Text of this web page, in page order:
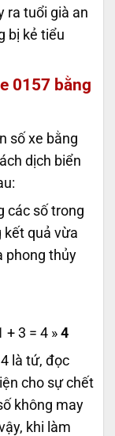
ra tuổi già an
bị kẻ tiểu
0157 bằng
số xe bằng
dịch biển
các số trong
kết quả vừa
phong thủy
+ 3 = 4 » 4
là tứ, đọc
cho sự chết
không may
khi làm